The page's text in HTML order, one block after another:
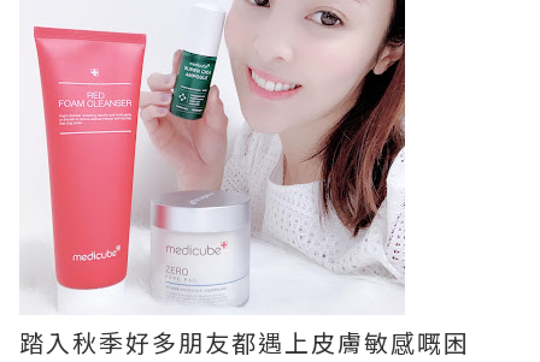
踏入秋季好多朋友都遇上皮膚敏感嘅困